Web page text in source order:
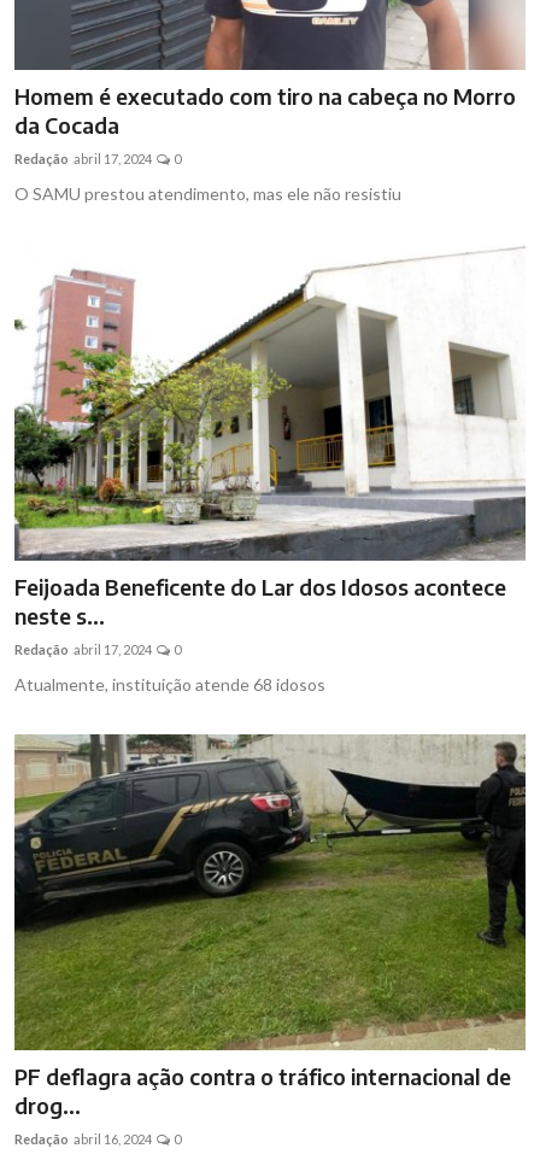
Homem é executado com tiro na cabeça no Morro
da Cocada
Redação abril 17, 2024 0
O SAMU prestou atendimento, mas ele não resistiu
Feijoada Beneficente do Lar dos Idosos acontece
neste s...
Redação abril 17, 2024 0
Atualmente, instituição atende 68 idosos
PF deflagra ação contra o tráfico internacional de
drog...
Redação abril 16, 2024 0